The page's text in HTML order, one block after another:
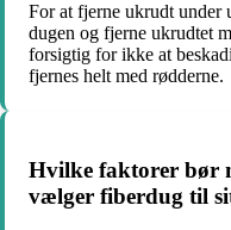
For at fjerne ukrudt under
dugen og fjerne ukrudtet
forsigtig for ikke at
fjernes helt med rødderne.
Hvilke faktorer bør
vælger fiberdug til